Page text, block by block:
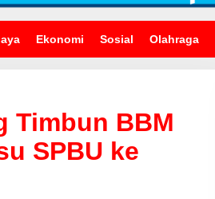
Ekonomi Sosial Olahraga
Timbun BBM
SPBU ke